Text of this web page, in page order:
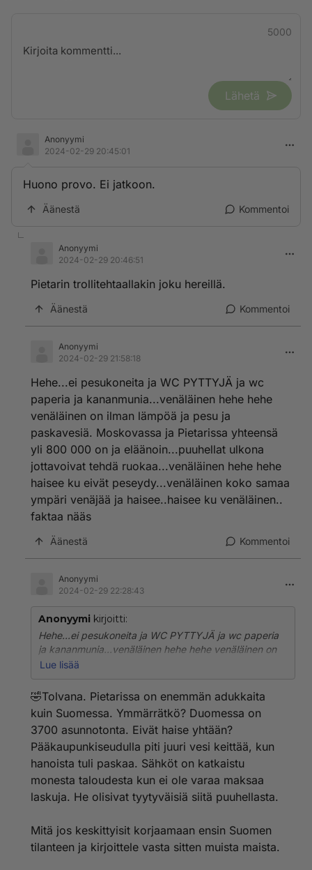
5000
Lähetä
Anonyymi
2024-02-29 20:45:01
Huono provo. Ei jatkoon.
Äänestä Kommentoi
Anonyymi
2024-02-29 20:46:51
Pietarin trollitehtaallakin joku hereillä.
Äänestä Kommentoi
Anonyymi
2024-02-29 21:58:18
Hehe...ei pesukoneita ja WC PYTTYJÄ ja wc
paperia ja kananmunia...venäläinen hehe hehe
venäläinen on ilman lämpöä ja pesu ja
paskavesiä. Moskovassa ja Pietarissa yhteensä
yli 800 000 on ja eläänoin...puuhellat ulkona
jottavoivat tehdä ruokaa...venäläinen hehe hehe
haisee ku eivät peseydy...venäläinen koko samaa
ympäri venäjää ja haisee..haisee ku venäläinen..
faktaa nääs
Äänestä Kommentoi
Anonyymi
2024-02-29 22:28:43
Anonyymi kirjoitti:
Hehe...ei pesukoneita ja WC PYTTYJÄ ja wc paperia
ja kananmunia...venäläinen hehe hehe venäläinen on
ilman lämpöä ja pesu ja paskavesiä. Moskovassa ja
eläänoin...puuhellat ulkona jottavoivat tehdä
peseydy...venäläinen koko samaa ympäri venäjää ja
haisee..haisee ku venäläinen.. faktaa nääs
Lue lisää
🤣Tolvana. Pietarissa on enemmän adukkaita
kuin Suomessa. Ymmärrätkö? Duomessa on
3700 asunnotonta. Eivät haise yhtään?
Pääkaupunkiseudulla piti juuri vesi keittää, kun
hanoista tuli paskaa. Sähköt on katkaistu
monesta taloudesta kun ei ole varaa maksaa
laskuja. He olisivat tyytyväisiä siitä puuhellasta.
Mitä jos keskittyisit korjaamaan ensin Suomen
tilanteen ja kirjoittele vasta sitten muista maista.